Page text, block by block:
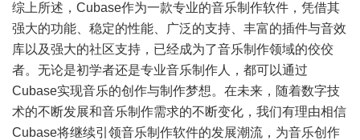
综上所述，Cubase作为一款专业的音乐制作软件，凭借其
强大的功能、稳定的性能、广泛的支持、丰富的插件与音效
库以及强大的社区支持，已经成为了音乐制作领域的佼佼
者。无论是初学者还是专业音乐制作人，都可以通过
Cubase实现音乐的创作与制作梦想。在未来，随着数字技
术的不断发展和音乐制作需求的不断变化，我们有理由相信
Cubase将继续引领音乐制作软件的发展潮流，为音乐创作